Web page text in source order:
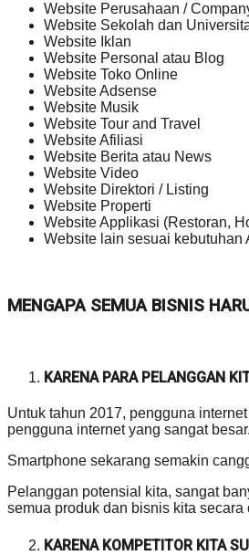
Website Perusahaan /
Website Sekolah dan
Website Iklan
Website Personal atau Blog
Website Toko Online
Website Adsense
Website Musik
Website Tour and Travel
Website Afiliasi
Website Berita atau News
Website Video
Website Direktori / Listing
Website Properti
Website Applikasi (Restoran,
Website lain sesuai kebutuhan
MENGAPA SEMUA BISNIS
KARENA PARA PELANGGAN
Untuk tahun 2017, pengguna
pengguna internet yang sangat
Smartphone sekarang semakin
Pelanggan potensial kita, sangat
semua produk dan bisnis kita secara
KARENA KOMPETITOR KITA